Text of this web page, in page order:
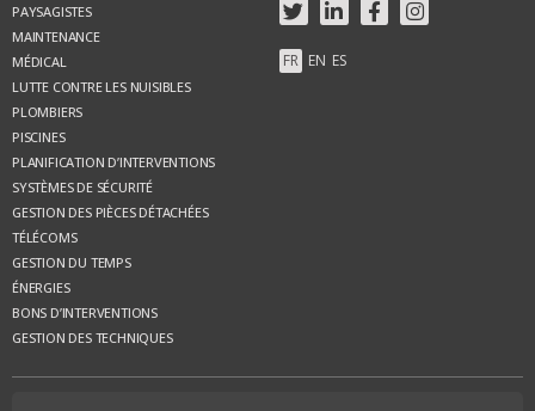
PAYSAGISTES
MAINTENANCE
MÉDICAL
LUTTE CONTRE LES NUISIBLES
PLOMBIERS
PISCINES
PLANIFICATION D’INTERVENTIONS
SYSTÈMES DE SÉCURITÉ
GESTION DES PIÈCES DÉTACHÉES
TÉLÉCOMS
GESTION DU TEMPS
ÉNERGIES
BONS D’INTERVENTIONS
GESTION DES TECHNIQUES
FR EN ES